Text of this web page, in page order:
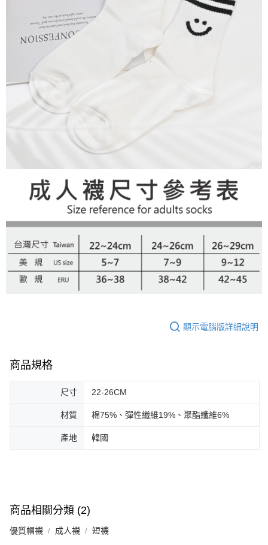
顯示電腦版詳細說明
商品規格
尺寸 22-26CM
材質 棉75%、彈性纖維19%、聚酯纖維6%
產地 韓國
商品相關分類 (2)
優質帽襪 成人襪 短襪